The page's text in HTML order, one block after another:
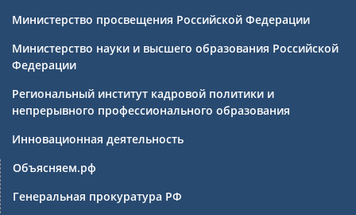
Министерство просвещения Российской Федерации
Министерство науки и высшего образования Российской
Федерации
Региональный институт кадровой политики и
непрерывного профессионального образования
Инновационная деятельность
Объясняем.рф
Генеральная прокуратура РФ